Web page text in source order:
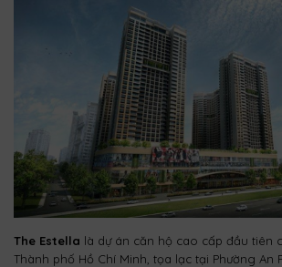
The Estella là dự án căn hộ cao cấp đầu tiên
Thành phố Hồ Chí Minh, tọa lạc tại Phường An